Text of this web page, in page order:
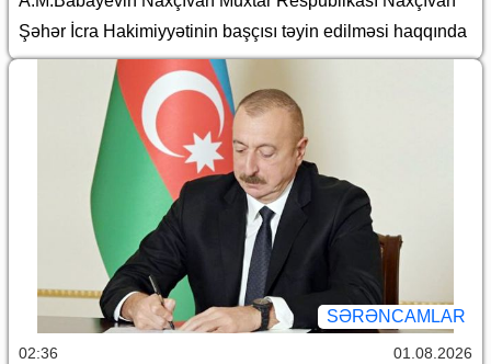
Şəhər İcra Hakimiyyətinin başçısı təyin edilməsi haqqında
SƏRƏNCAMLAR
02:36 01.08.2026